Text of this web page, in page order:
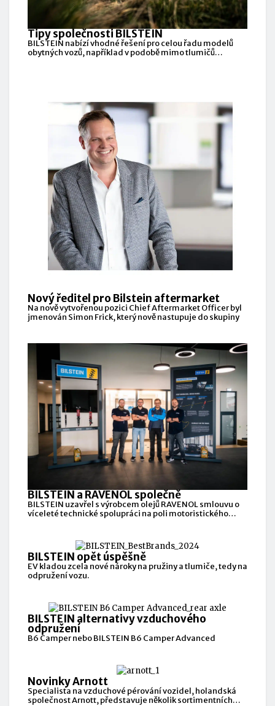
Tipy společnosti BILSTEIN
BILSTEIN nabízí vhodné řešení pro celou řadu modelů
obytných vozů, například v podobě mimo tlumičů
Nový ředitel pro Bilstein aftermarket
Na nově vytvořenou pozici Chief Aftermarket Officer byl
jmenován Simon Frick, který nově nastupuje do skupiny
BILSTEIN a RAVENOL společně
BILSTEIN uzavřel s výrobcem olejů RAVENOL smlouvu o
víceleté technické spolupráci na poli motoristického
BILSTEIN opět úspěšně
EV kladou zcela nové nároky na pružiny a tlumiče, tedy na
odpružení vozu.
BILSTEIN alternativy vzduchového
odpružení
B6 Camper nebo BILSTEIN B6 Camper Advanced
Novinky Arnott
Specialista na vzduchové pérování vozidel, holandská
společnost Arnott, představuje několik sortimentních